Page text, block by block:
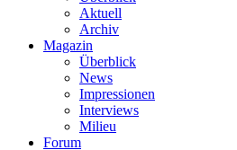
Aktuell
Archiv
Magazin
Überblick
News
Impressionen
Interviews
Milieu
Forum